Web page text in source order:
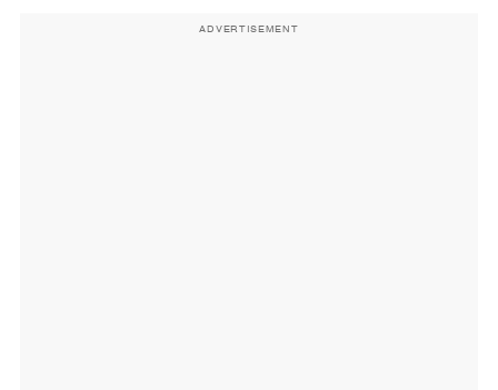
ADVERTISEMENT